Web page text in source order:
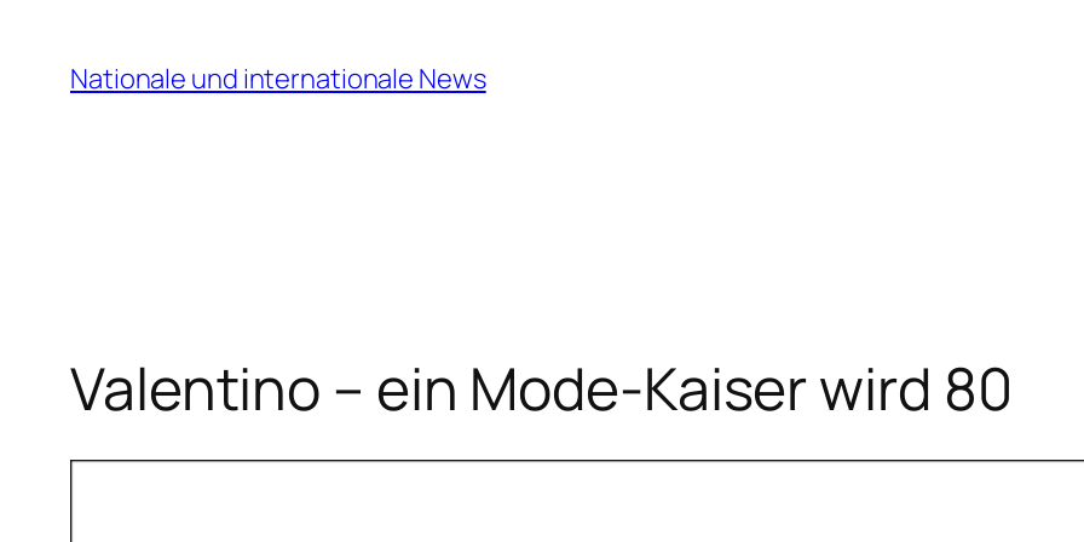
Inhalt
springen
Nationale und internationale News
Valentino – ein Mode-Kaiser wird 80